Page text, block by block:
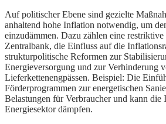
Auf politischer Ebene sind gezielte
anhaltend hohe Inflation notwendig, um
einzudämmen. Dazu zählen eine
Zentralbank, die Einfluss auf die
strukturpolitische Reformen zur
Energieversorgung und zur Verhinderung
Lieferkettenengpässen. Beispiel: Die
Förderprogrammen zur energetischen
Belastungen für Verbraucher und kann die
Energiesektor dämpfen.